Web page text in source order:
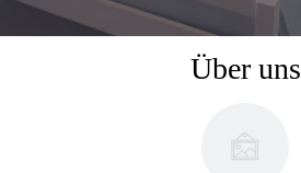
Über uns